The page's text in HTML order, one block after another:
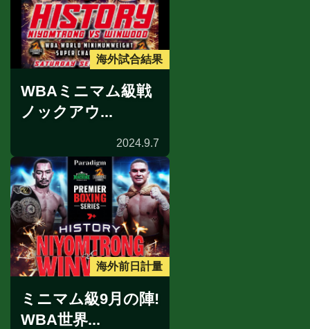
海外試合結果
WBAミニマム級戦
ノックアウ...
2024.9.7
海外前日計量
ミニマム級9月の陣!
WBA世界...